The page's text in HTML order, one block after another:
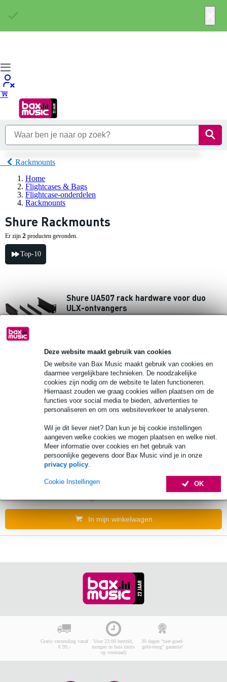
Deze website maakt gebruik van cookies
De website van Bax Music maakt gebruik van cookies en
daarmee vergelijkbare technieken. De noodzakelijke
cookies zijn nodig om de website te laten functioneren.
Hiernaast zouden we graag cookies willen plaatsen om de
functies voor social media te bieden, advertenties te
personaliseren en om ons websiteverkeer te analyseren.
Wil je dit liever niet? Dan kun je bij cookie instellingen
aangeven welke cookies we mogen plaatsen en welke niet.
Meer informatie over cookies en het gebruik van
persoonlijke gegevens door Bax Music vind je in onze
privacy policy.
OK
Cookie Instellingen
Rackmounts
Home
Flightcases & Bags
Flightcase-onderdelen
Rackmounts
Shure Rackmounts
Er zijn 2 producten gevonden.
Top-10
Shure UA507 rack hardware voor duo
ULX-ontvangers
Bestel nu en ontvang binnen circa 5
werkdagen
In mijn winkelwagen
1 review
Shure UA506 rack hardware voor ULX-
ontvanger
Bestel nu en ontvang binnen circa 9
In mijn winkelwagen
Gratis verzending vanaf
€ 99,-
Voor 23:00 besteld,
morgen in huis (mits
op voorraad)
30 dagen "niet-goed-
geld-terug" garantie!